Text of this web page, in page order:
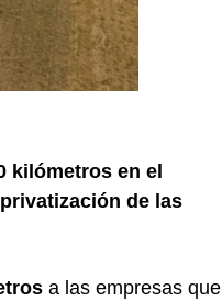
kilómetros en el
de las
a las empresas que